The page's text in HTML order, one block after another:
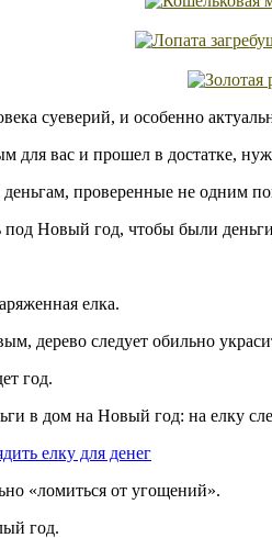
суеверий, и особенно
вас и прошел в достатке,
проверенные не одним
Новый год, чтобы были
елка.
дерево следует обильно
год.
в дом на Новый год: на елку
елку для денег
«ломиться от угощений».
год.